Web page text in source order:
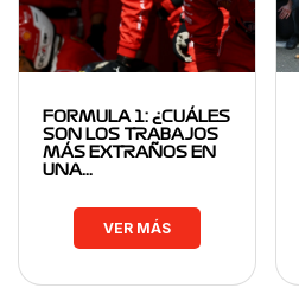
FORMULA 1: ¿CUÁLES
SON LOS TRABAJOS
MÁS EXTRAÑOS EN
UNA…
VER MÁS